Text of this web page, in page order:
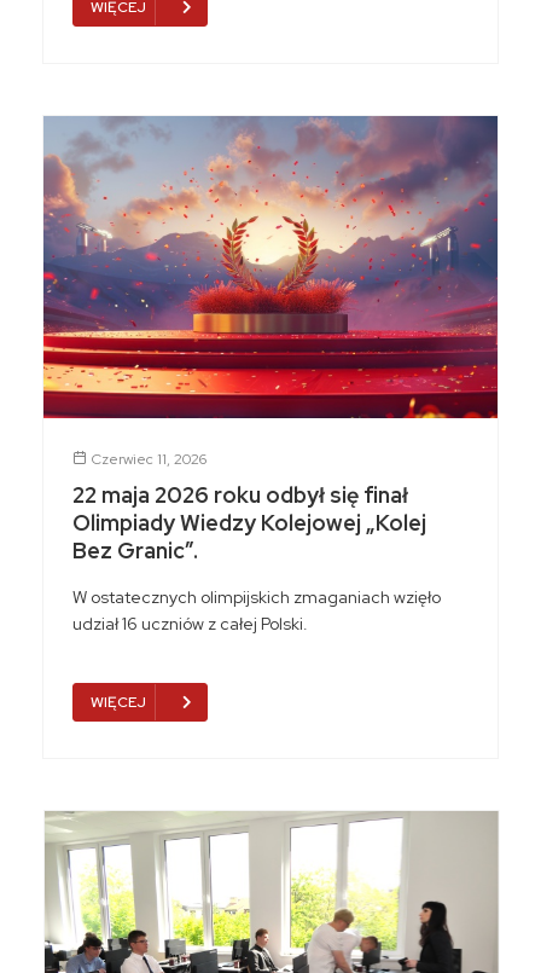
WIĘCEJ
Czerwiec 11, 2026
22 maja 2026 roku odbył się finał
Olimpiady Wiedzy Kolejowej „Kolej
Bez Granic”.
W ostatecznych olimpijskich zmaganiach wzięło
udział 16 uczniów z całej Polski.
WIĘCEJ